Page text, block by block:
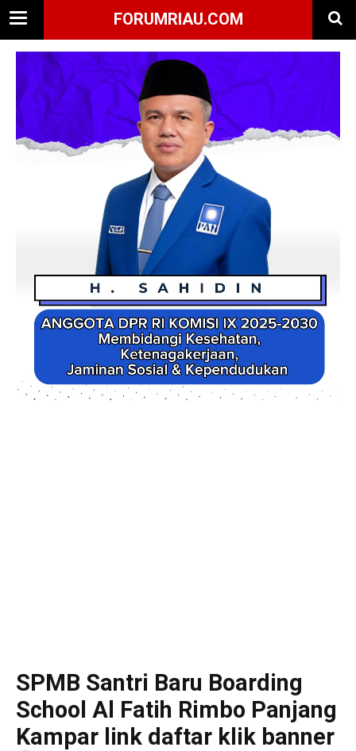
FORUMRIAU.COM
SPMB Santri Baru Boarding
School Al Fatih Rimbo Panjang
Kampar link daftar klik banner